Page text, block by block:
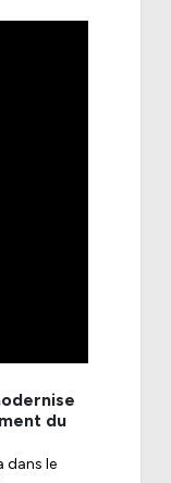
du
dans le